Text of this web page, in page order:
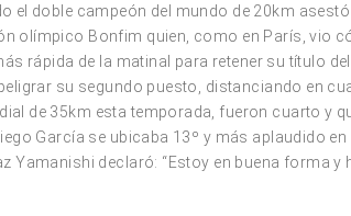
el doble campeón del mundo de 20km
olímpico Bonfim quien, como en París, vio
rápida de la matinal para retener su título
su segundo puesto, distanciando en
de 35km esta temporada, fueron cuarto y
García se ubicaba 13º y más aplaudido
Yamanishi declaró: “Estoy en buena forma